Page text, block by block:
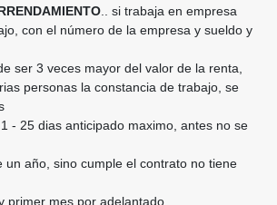
.. si trabaja en empresa
con el número de la empresa y sueldo y
ser 3 veces mayor del valor de la renta,
personas la constancia de trabajo, se
- 25 dias anticipado maximo, antes no se
un año, sino cumple el contrato no tiene
primer mes por adelantado